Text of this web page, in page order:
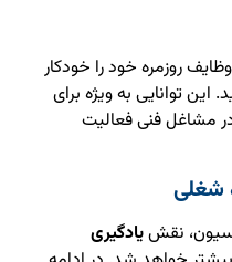
روزمره خود را خودکار
این توانایی به ویژه برای
مشاغل فنی فعالیت
شغلی
نقشیادگیری